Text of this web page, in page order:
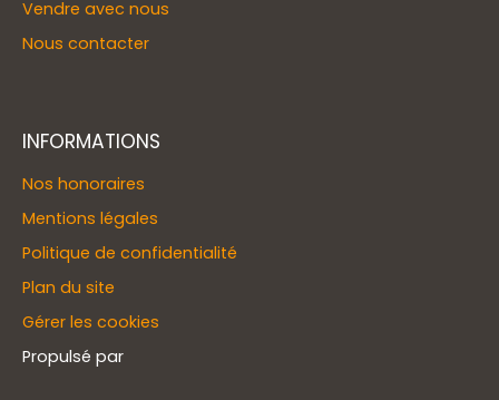
Vendre avec nous
Nous contacter
INFORMATIONS
Nos honoraires
Mentions légales
Politique de confidentialité
Plan du site
Gérer les cookies
Propulsé par